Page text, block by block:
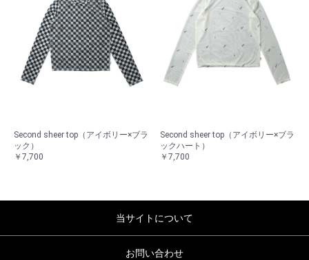
Second sheer top（アイボリー×ブラ
ック）
￥7,700
Second sheer top（アイボリー×ブラ
ックハート）
￥7,700
当サイトについて
お問い合わせ